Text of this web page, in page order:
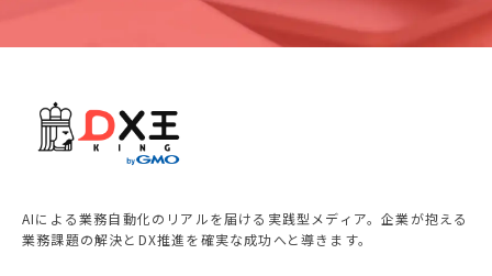
AIによる業務自動化のリアルを届ける実践型メディア。企業が抱える
業務課題の解決とDX推進を確実な成功へと導きます。